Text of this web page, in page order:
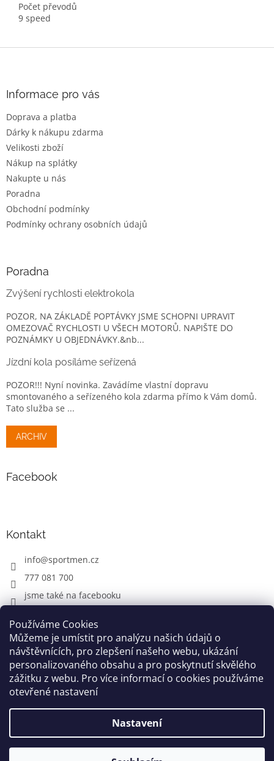
Používáme Cookies
Můžeme je umístit pro analýzu našich údajů o
návštěvnících, pro zlepšení našeho webu, ukázání
personalizovaného obsahu a pro poskytnutí skvělého
zážitku z webu. Pro více informací o cookies používáme
otevřené nastavení
Nastavení
Počet převodů
9 speed
Informace pro vás
Doprava a platba
Dárky k nákupu zdarma
Velikosti zboží
Nákup na splátky
Nakupte u nás
Poradna
Obchodní podmínky
Podmínky ochrany osobních údajů
Poradna
Zvýšení rychlosti elektrokola
POZOR, NA ZÁKLADĚ POPTÁVKY JSME SCHOPNI UPRAVIT
OMEZOVAČ RYCHLOSTI U VŠECH MOTORŮ. NAPIŠTE DO
POZNÁMKY U OBJEDNÁVKY.&nb...
Jízdní kola posíláme seřízená
POZOR!!! Nyní novinka. Zavádíme vlastní dopravu
smontovaného a seřízeného kola zdarma přímo k Vám domů.
Tato služba se ...
ARCHIV
Facebook
Kontakt
info@sportmen.cz
777 081 700
jsme také na facebooku
CYKLO OBLEČENÍ
Copyright 2026www.sportmen.cz. Všechna práva